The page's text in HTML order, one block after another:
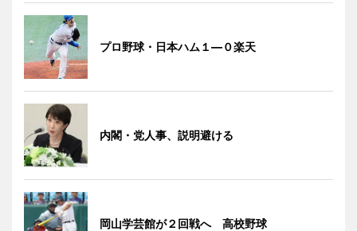
プロ野球・日本ハム１―０楽天
内閣・党人事、説明避ける
岡山学芸館が２回戦へ 高校野球